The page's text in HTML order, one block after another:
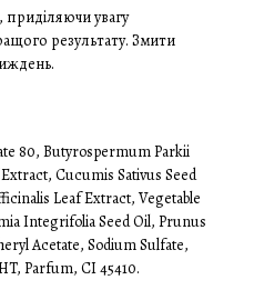
увагу
результату. Змити
80, Butyrospermum Parkii
Cucumis Sativus Seed
Leaf Extract, Vegetable
Integrifolia Seed Oil, Prunus
Acetate, Sodium Sulfate,
Parfum, CI 45410.